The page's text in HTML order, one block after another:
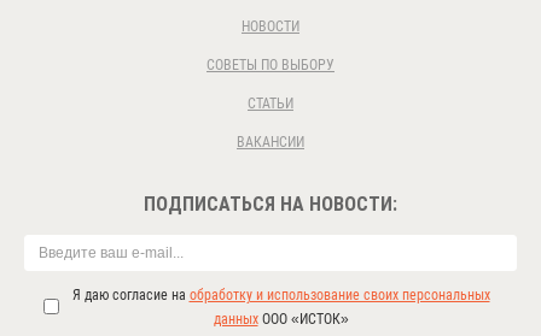
НОВОСТИ
СОВЕТЫ ПО ВЫБОРУ
СТАТЬИ
ВАКАНСИИ
ПОДПИСАТЬСЯ НА НОВОСТИ:
Я даю согласие на обработку и использование своих персональных
данныхООО «ИСТОК»